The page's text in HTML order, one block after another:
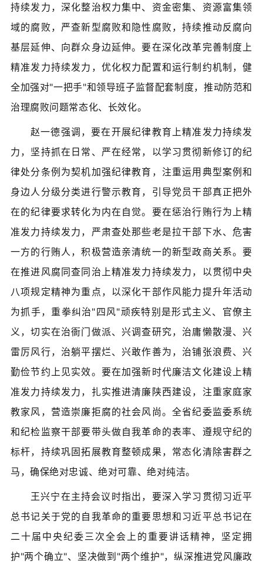
持续发力，深化整治权力集中、资金密集、资源富集领
域的腐败，严查新型腐败和隐性腐败，持续推动反腐向
基层延伸、向群众身边延伸。要在深化改革完善制度上
精准发力持续发力，优化权力配置和运行制约机制，健
全加强对"一把手"和领导班子监督配套制度，推动防范和
治理腐败问题常态化、长效化。
赵一德强调，要在开展纪律教育上精准发力持续发
力，坚持抓在日常、严在经常，以学习贯彻新修订的纪
律处分条例为契机加强纪律教育，注重运用典型案例和
身边人分级分类进行警示教育，引导党员干部真正把外
在的纪律要求转化为内在自觉。要在惩治行贿行为上精
准发力持续发力，严肃查处那些老是拉干部下水、危害
一方的行贿人，积极营造亲清统一的新型政商关系。要
在推进风腐同查同治上精准发力持续发力，以贯彻中央
八项规定精神为重点，以深化干部作风能力提升年活动
为抓手，重拳纠治"四风"顽疾特别是形式主义、官僚主
义，切实在治衙门做派、兴调查研究，治庸懒散漫、兴
雷厉风行，治躺平摆烂、兴敢作善为，治铺张浪费、兴
勤俭节约上见实效。要在加强新时代廉洁文化建设上精
准发力持续发力，扎实推进清廉陕西建设，注重家庭家
教家风，营造崇廉拒腐的社会风尚。全省纪委监委系统
和纪检监察干部要带头做自我革命的表率、遵规守纪的
标杆，持续巩固拓展教育整顿成果，常态化清除害群之
马，确保绝对忠诚、绝对可靠、绝对纯洁。
王兴宁在主持会议时指出，要深入学习贯彻习近平
总书记关于党的自我革命的重要思想和习近平总书记在
二十届中央纪委三次全会上的重要讲话精神，坚定拥
护"两个确立"、坚决做到"两个维护"，纵深推进党风廉政